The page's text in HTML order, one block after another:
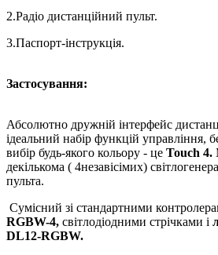
2.Радіо дистанційний пульт.
3.Паспорт-інструкція.
Застосування:
Абсолютно дружній інтерфейс
ідеальний набір функцій управління,
вибір будь-якого кольору - це Touch 4.
декількома ( 4незавісімих)
пульта.
Сумісний зі стандартними
RGBW-4, світлодіодними стрічками і
DL12-RGBW.